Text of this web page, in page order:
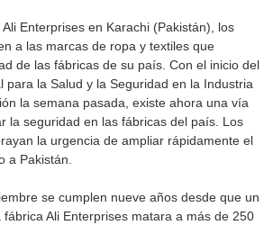
Enterprises en Karachi (Pakistán), los
a las marcas de ropa y textiles que
de las fábricas de su país. Con el inicio del
para la Salud y la Seguridad en la Industria
la semana pasada, existe ahora una vía
la seguridad en las fábricas del país. Los
la urgencia de ampliar rápidamente el
a Pakistán.
se cumplen nueve años desde que un
Ali Enterprises matara a más de 250